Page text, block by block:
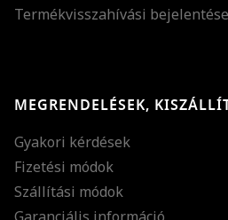
Termékvisszahívási
MEGRENDELÉSEK,
Gyakori kérdések
Fizetési módok
Szállítási módok